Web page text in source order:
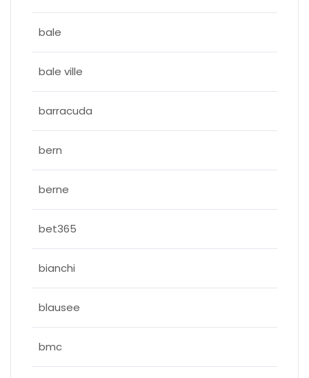
bale
bale ville
barracuda
bern
berne
bet365
bianchi
blausee
bmc